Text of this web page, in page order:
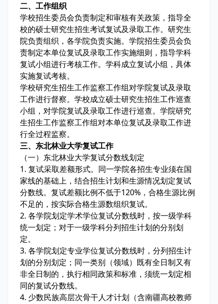
二、工作组织
学校招生委员会负责制定和审核有关政策，指导全
校的硕士研究生招生考试复试及录取工作。研究生
院负责组织，各学院负责实施。学院招生委员会负
责制定本单位复试及录取工作实施细则，指导学科
复试小组进行考核工作。学科成立复试小组，具体
实施复试考核。
学校研究生招生工作监察工作组对学院复试及录取
工作进行督察。学校成立硕士研究生招生工作巡查
小组，对学院复试及录取工作进行巡查。学院研究
生招生工作监察工作组对本单位复试及录取工作进
行全过程监察。
三、东北林业大学复试工作
（一）东北林业大学复试分数线划定
1. 复试采取差额形式。同一学院各招生专业须在国
家线的基础上，结合招生计划和生源情况划定复试
分数线。复试差额比例不低于120%，合格生源比例
不足的，按实际合格生源数组织复试。
2. 各学院划定学术学位复试分数线时，按一级学科
统一划定；对于一级学科分列招生计划的分别划
定。
3. 各学院划定专业学位复试分数线时，分列招生计
划的分别划定；同一类别（领域）既有全日制又有
非全日制的，执行相同政策和标准，须统一划定相
同的复试分数线。
4. 少数民族高层次骨干人才计划（含南疆高校教师